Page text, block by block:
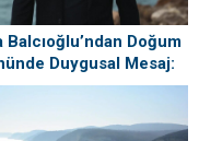
Balcıoğlu’ndan Doğum
Duygusal Mesaj:
Çok Özlüyorum”